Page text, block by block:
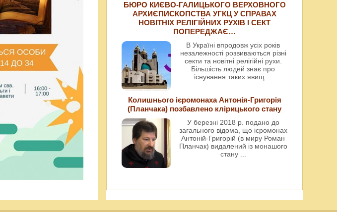
БЮРО КИЄВО-ГАЛИЦЬКОГО ВЕРХОВНОГО
АРХИЄПИСКОПСТВА УГКЦ У СПРАВАХ
НОВІТНІХ РЕЛІГІЙНИХ РУХІВ І СЕКТ
ПОПЕРЕДЖАЄ…
В Україні впродовж усіх років
незалежності розвиваються різні
секти та новітні релігійні рухи.
Більшість людей знає про
існування таких явищ
Колишнього ієромонаха Антонія-Григорія
(Планчака) позбавлено клірицького стану
У березні 2018 р. подано до
загального відома, що ієромонах
Антоній-Григорій (в миру Роман
Планчак) видалений із монашого
стану